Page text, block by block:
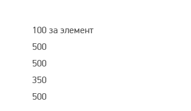
100 за элемент
500
500
350
500